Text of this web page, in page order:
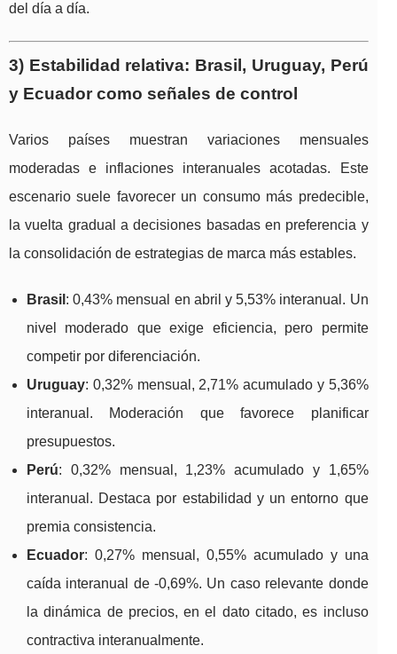
del día a día.
3) Estabilidad relativa: Brasil, Uruguay, Perú
y Ecuador como señales de control
Varios países muestran variaciones mensuales
moderadas e inflaciones interanuales acotadas. Este
escenario suele favorecer un consumo más predecible,
la vuelta gradual a decisiones basadas en preferencia y
la consolidación de estrategias de marca más estables.
Brasil : 0,43% mensual en abril y 5,53% interanual. Un
nivel moderado que exige eficiencia, pero permite
competir por diferenciación.
Uruguay: 0,32% mensual, 2,71% acumulado y 5,36%
interanual. Moderación que favorece planificar
presupuestos.
Perú: 0,32% mensual, 1,23% acumulado y 1,65%
interanual. Destaca por estabilidad y un entorno que
premia consistencia.
Ecuador: 0,27% mensual, 0,55% acumulado y una
caída interanual de -0,69%. Un caso relevante donde
la dinámica de precios, en el dato citado, es incluso
contractiva interanualmente.